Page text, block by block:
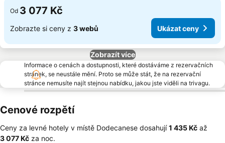
Od 3 077 Kč
Zobrazte si ceny z 3 webů Ukázat ceny
Zobrazít více
Informace o cenách a dostupnosti, které dostáváme z rezervačních
stránek, se neustále mění. Proto se může stát, že na rezervační
stránce nemusíte najít stejnou nabídku, jakou jste viděli na trivagu.
Cenové rozpětí
Ceny za levné hotely v místě Dodecanese dosahují‎1 435 Kč až
‎3 077 Kč za noc.